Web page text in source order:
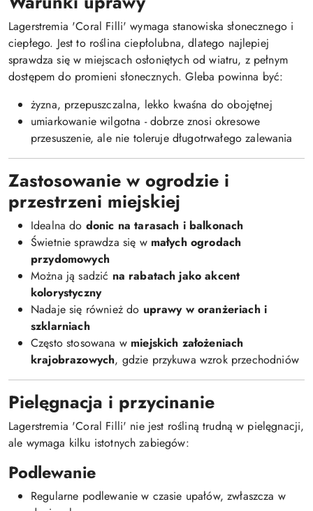
Lagerstremia 'Coral Filli' wymaga stanowiska słonecznego i
ciepłego. Jest to roślina ciepłolubna, dlatego najlepiej
sprawdza się w miejscach osłoniętych od wiatru, z pełnym
dostępem do promieni słonecznych. Gleba powinna być:
żyzna, przepuszczalna, lekko kwaśna do obojętnej
umiarkowanie wilgotna - dobrze znosi okresowe
przesuszenie, ale nie toleruje długotrwałego zalewania
Zastosowanie w ogrodzie i
przestrzeni miejskiej
Idealna do donic na tarasach i balkonach
Świetnie sprawdza się w małych ogrodach
przydomowych
Można ją sadzić na rabatach jako akcent
kolorystyczny
Nadaje się również do uprawy w oranżeriach i
szklarniach
Często stosowana w miejskich założeniach
krajobrazowych, gdzie przykuwa wzrok przechodniów
Pielęgnacja i przycinanie
Lagerstremia 'Coral Filli' nie jest rośliną trudną w pielęgnacji,
ale wymaga kilku istotnych zabiegów:
Podlewanie
Regularne podlewanie w czasie upałów, zwłaszcza w